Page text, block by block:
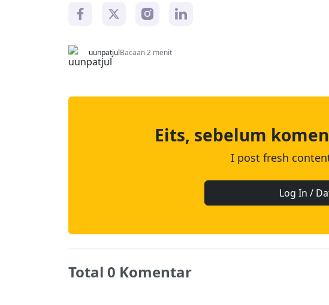
uunpatjulBacaan 2 menit
Eits, sebelum
I post fresh
Log In /
Total 0 Komentar